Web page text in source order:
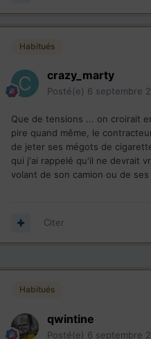
Habitués
crazy_marty
Posté(e) 6 septembre
Que de tensions ... on croirait
pire quand même, le
de jeter ses mégots de
qui j'ai rappelé qu'il ne devrait
volant de son camion ou de
Citer
Habitués
qwintine
Posté(e) 6 septembre